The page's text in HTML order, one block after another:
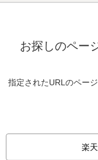
お探しのペー
指定されたURLのペー
楽